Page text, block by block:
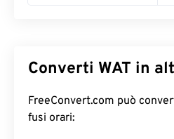
Converti WAT in
FreeConvert.com può
fusi orari: